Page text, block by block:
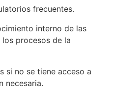
frecuentes.
interno de las
procesos de la
si no se tiene acceso a
necesaria.